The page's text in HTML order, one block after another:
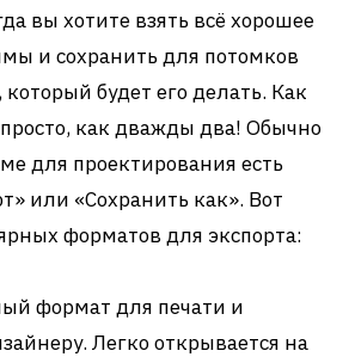
вы хотите взять всё хорошее
и сохранить для потомков
будет его делать. Как
просто, как дважды два! Обычно
для проектирования есть
или «Сохранить как». Вот
форматов для экспорта:
формат для печати и
Легко открывается на